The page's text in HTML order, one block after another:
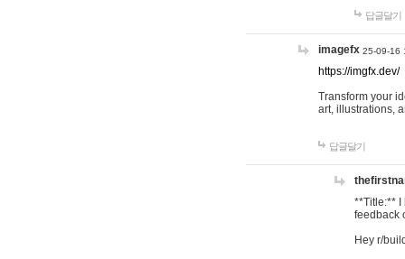
답글달기
imagefx 25-09-16
https://imgfx.dev/
Transform your
art, illustrations,
답글달기
**Title:** I
feedback
Hey r/